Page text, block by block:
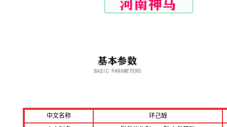
中文名称
环己醇